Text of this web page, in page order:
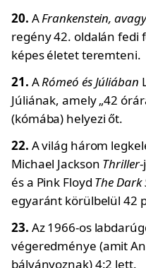
20. AFrankenstein,
regény 42. oldalán fedi
képes életet teremteni.
21. ARómeó és Júliában
Júliának, amely „42
(kómába) helyezi őt.
22. A világ három
Michael Jackson Thriller-
és a Pink Floyd The Dark
egyaránt körülbelül 42
23. Az 1966-os
végeredménye (amit
bálványoznak) 4:2 lett.